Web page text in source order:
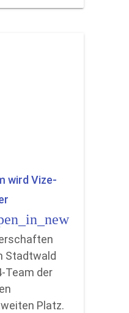
wird Vize-
Stadtwald
Team der
Platz.